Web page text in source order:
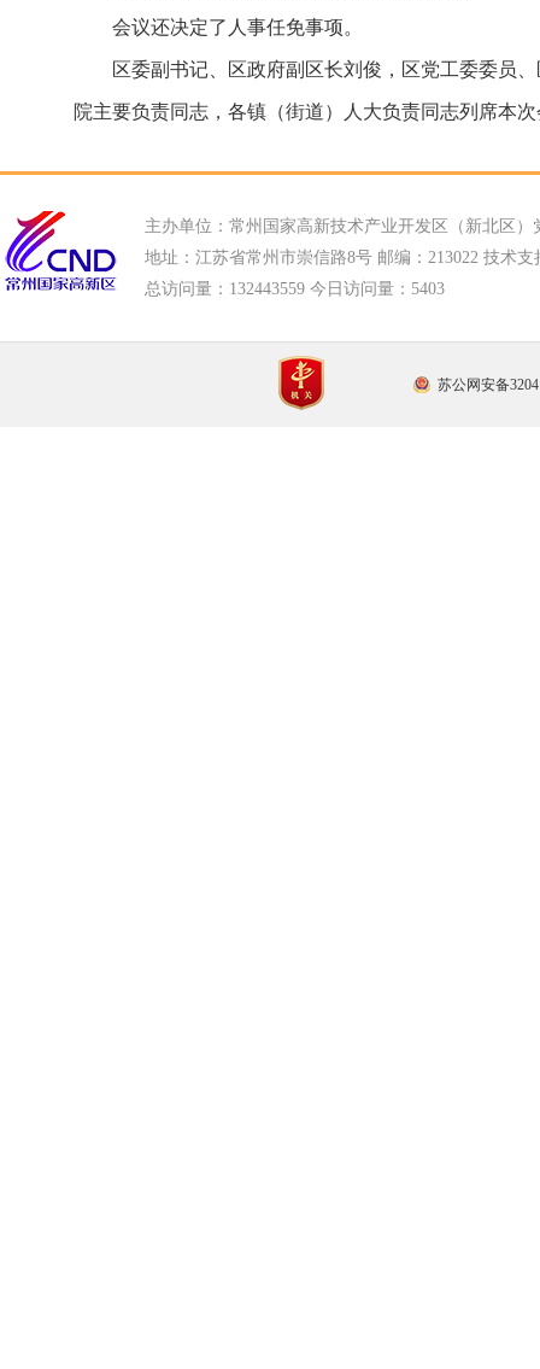
会议还决定了人事任免事项。
区委副书记、区政府副区长刘俊，区党工委委员
院主要负责同志，各镇（街道）人大负责同志列席本
主办单位：常州国家高新技术产业开发区（新北区）
地址：江苏省常州市崇信路8号 邮编：213022 技术支
总访问量： 132443559 今日访问量： 5403
苏公网安备